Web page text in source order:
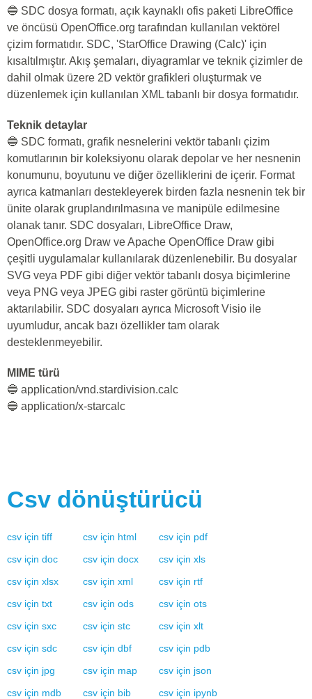
🔵 SDC dosya formatı, açık kaynaklı ofis paketi LibreOffice
ve öncüsü OpenOffice.org tarafından kullanılan vektörel
çizim formatıdır. SDC, 'StarOffice Drawing (Calc)' için
kısaltılmıştır. Akış şemaları, diyagramlar ve teknik çizimler de
dahil olmak üzere 2D vektör grafikleri oluşturmak ve
düzenlemek için kullanılan XML tabanlı bir dosya formatıdır.
Teknik detaylar
🔵 SDC formatı, grafik nesnelerini vektör tabanlı çizim
komutlarının bir koleksiyonu olarak depolar ve her nesnenin
konumunu, boyutunu ve diğer özelliklerini de içerir. Format
ayrıca katmanları destekleyerek birden fazla nesnenin tek bir
ünite olarak gruplandırılmasına ve manipüle edilmesine
olanak tanır. SDC dosyaları, LibreOffice Draw,
OpenOffice.org Draw ve Apache OpenOffice Draw gibi
çeşitli uygulamalar kullanılarak düzenlenebilir. Bu dosyalar
SVG veya PDF gibi diğer vektör tabanlı dosya biçimlerine
veya PNG veya JPEG gibi raster görüntü biçimlerine
aktarılabilir. SDC dosyaları ayrıca Microsoft Visio ile
uyumludur, ancak bazı özellikler tam olarak
desteklenmeyebilir.
MIME türü
🔵 application/vnd.stardivision.calc
🔵 application/x-starcalc
Csv dönüştürücü
csv için tiff csv için html csv için pdf
csv için doc csv için docx csv için xls
csv için xlsx csv için xml csv için rtf
csv için txt csv için ods csv için ots
csv için sxc csv için stc csv için xlt
csv için sdc csv için dbf csv için pdb
csv için jpg csv için map csv için json
csv için mdb csv için bib csv için ipynb